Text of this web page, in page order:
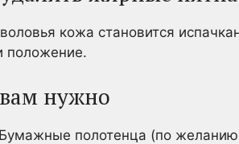
кожа становится
положение.
нужно
Бумажные полотенца (по